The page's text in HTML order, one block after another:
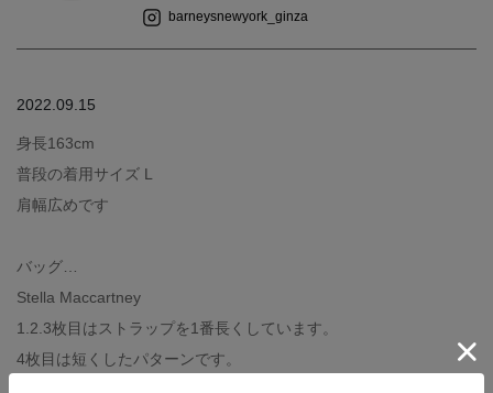
barneysnewyork_ginza
2022.09.15
身長163cm
普段の着用サイズ L
肩幅広めです
バッグ…
Stella Maccartney
1.2.3枚目はストラップを1番長くしています。
4枚目は短くしたパターンです。